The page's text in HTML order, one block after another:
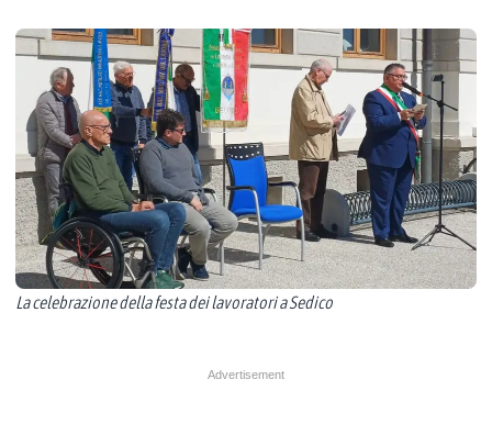
La celebrazione della festa dei lavoratori a Sedico